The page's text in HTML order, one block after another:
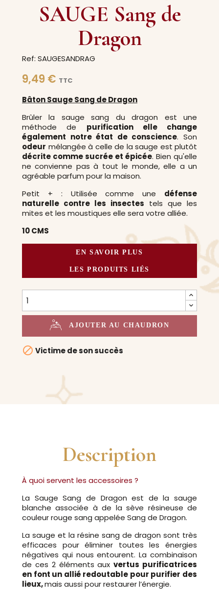
SAUGE Sang de
Dragon
Ref: SAUGESANDRAG
9,49 € TTC
Bâton Sauge Sang de Dragon
Brûler la sauge sang du dragon est une
méthode de purification elle change
également notre état de conscience. Son
odeur mélangée à celle de la sauge est plutôt
décrite comme sucrée et épicée. Bien qu'elle
ne convienne pas à tout le monde, elle a un
agréable parfum pour la maison.
Petit + : Utilisée comme une défense
naturelle contre les insectes tels que les
mites et les moustiques elle sera votre alliée.
10 CMS
EN SAVOIR PLUS
LES PRODUITS LIÉS
AJOUTER AU CHAUDRON
 Victime de son succès
Description
À quoi servent les accessoires ?
La Sauge Sang de Dragon est de la sauge
blanche associée à de la sève résineuse de
couleur rouge sang appelée Sang de Dragon.
La sauge et la résine sang de dragon sont très
efficaces pour éliminer toutes les énergies
négatives qui nous entourent. La combinaison
de ces 2 éléments auxvertus purificatrices
en font un allié redoutable pour purifier des
lieux,mais aussi pour restaurer l’énergie.